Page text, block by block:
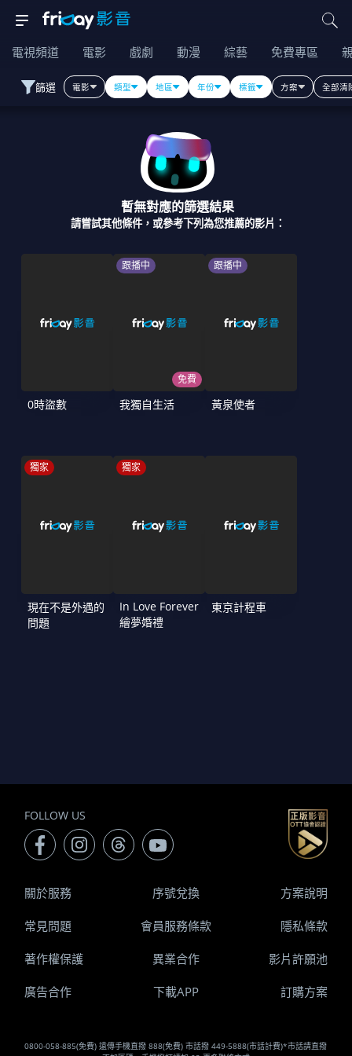
電視頻道 電影 戲劇 動漫 綜藝 免費專區
篩選 電影 類型 地區 年份 標籤 方案 全部清
暫無對應的篩選結果
請嘗試其他條件，或參考下列為您推薦的影片：
0時盜數
跟播中
免費
我獨自生活
跟播中
黃泉使者
獨家
現在不是外遇的
問題
獨家
In Love Forever
繪夢婚禮
東京計程車
FOLLOW US
0800-058-885(免費) 遠傳手機直撥 888(免費) 市話撥 449-5888(市話計費)*市話請直撥
關於服務 序號兌換 方案說明
常見問題 會員服務條款 隱私條款
著作權保護 異業合作 影片許願池
廣告合作 下載APP 訂購方案